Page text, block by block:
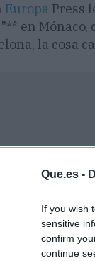
Que.es -
If you wish
sensitive
confirm
continue
Europa Press
en
la cosa